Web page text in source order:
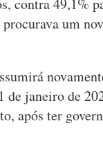
contra 49,1%
um
de janeiro de
após ter